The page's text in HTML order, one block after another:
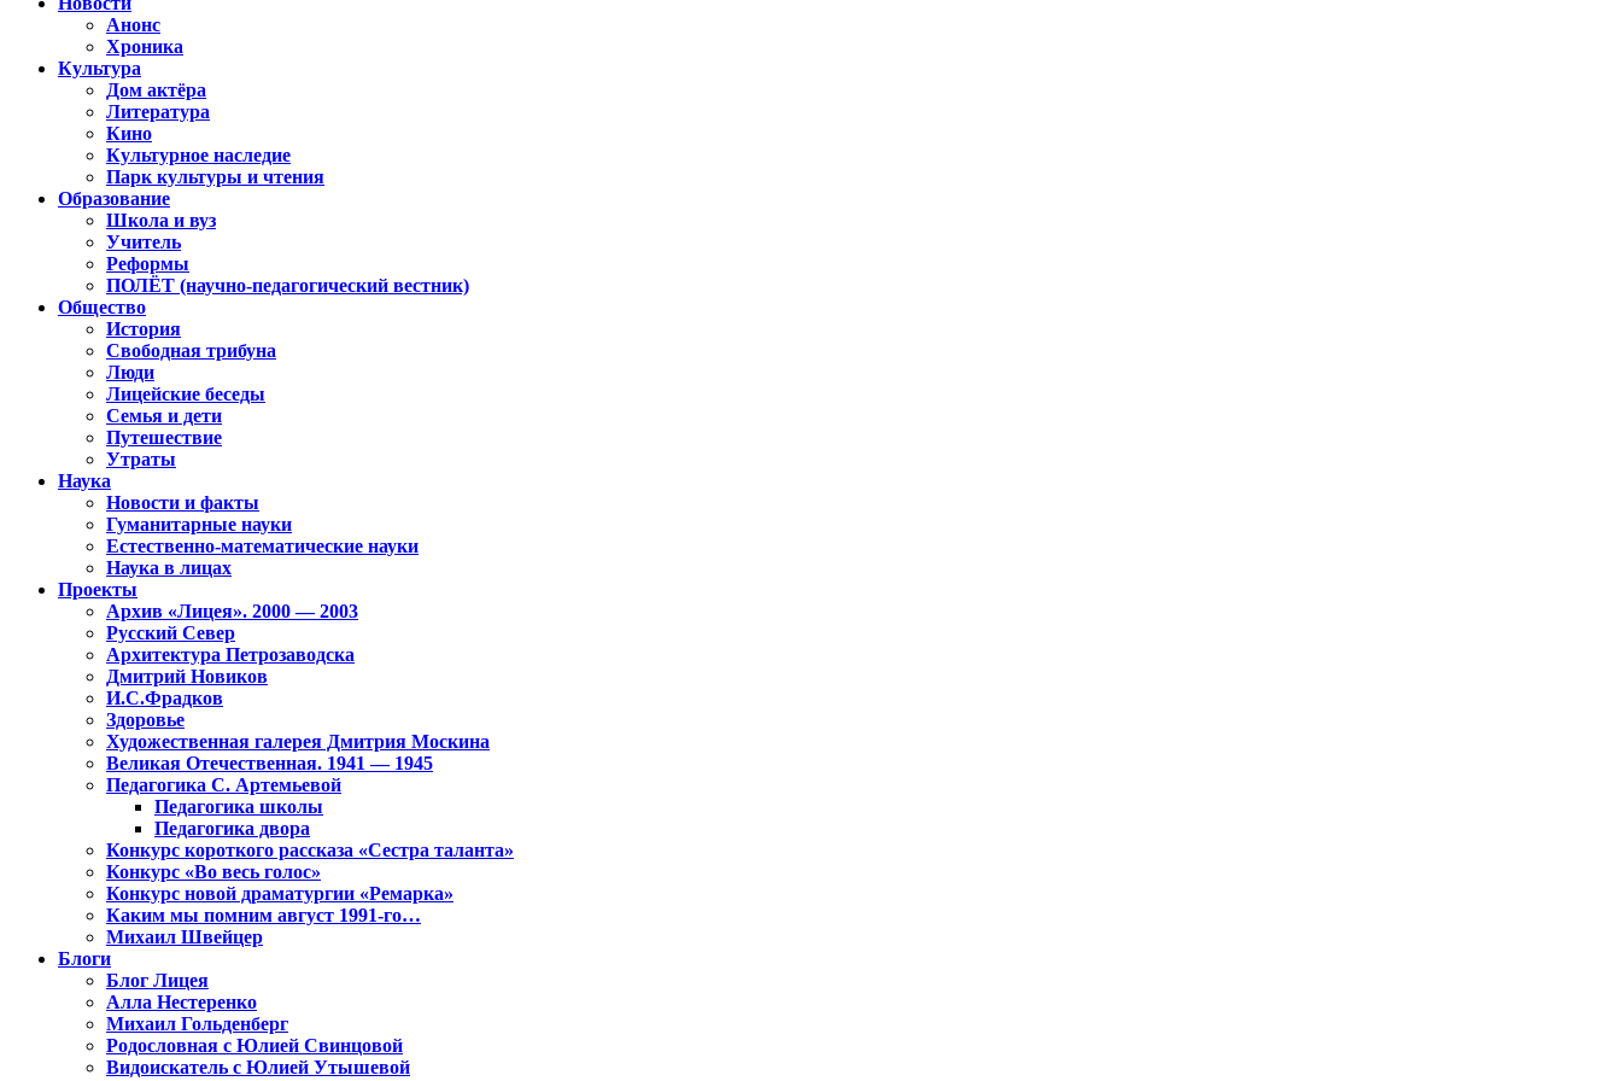
Анонс
Хроника
Культура
Дом актёра
Литература
Кино
Культурное наследие
Парк культуры и чтения
Образование
Школа и вуз
Учитель
Реформы
ПОЛЁТ (научно-педагогический вестник)
Общество
История
Свободная трибуна
Люди
Лицейские беседы
Семья и дети
Путешествие
Утраты
Наука
Новости и факты
Гуманитарные науки
Естественно-математические науки
Наука в лицах
Проекты
Архив «Лицея». 2000 — 2003
Русский Север
Архитектура Петрозаводска
Дмитрий Новиков
И.С.Фрадков
Здоровье
Художественная галерея Дмитрия Москина
Великая Отечественная. 1941 — 1945
Педагогика С. Артемьевой
Педагогика школы
Педагогика двора
Конкурс короткого рассказа «Сестра таланта»
Конкурс «Во весь голос»
Конкурс новой драматургии «Ремарка»
Каким мы помним август 1991-го…
Михаил Швейцер
Блоги
Блог Лицея
Алла Нестеренко
Михаил Гольденберг
Родословная с Юлией Свинцовой
Видоискатель с Юлией Утышевой